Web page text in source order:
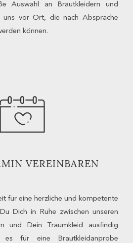
Auswahl an Brautkleidern und
uns vor Ort, die nach Absprache
können.
VEREINBAREN
für eine herzliche und kompetente
Dich in Ruhe zwischen unseren
und Dein Traumkleid ausfindig
für eine Brautkleidanprobe